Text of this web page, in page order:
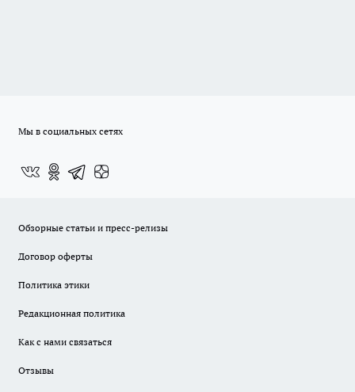
Мы в социальных сетях
Обзорные статьи и пресс-релизы
Договор оферты
Политика этики
Редакционная политика
Как с нами связаться
Отзывы